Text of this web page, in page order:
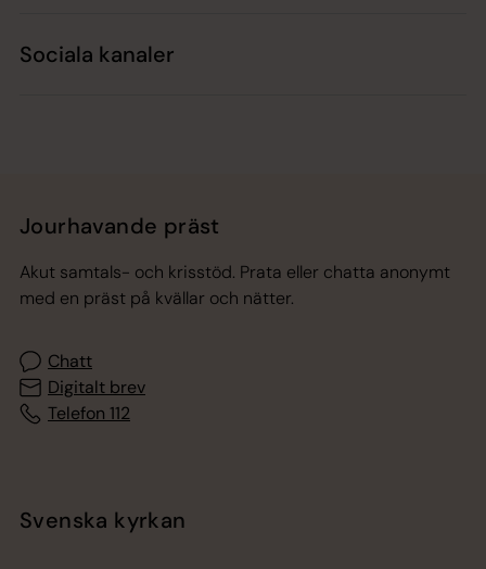
Sociala kanaler
Jourhavande präst
Akut samtals- och krisstöd. Prata eller chatta anonymt
med en präst på kvällar och nätter.
Chatt
Digitalt brev
Telefon 112
Svenska kyrkan